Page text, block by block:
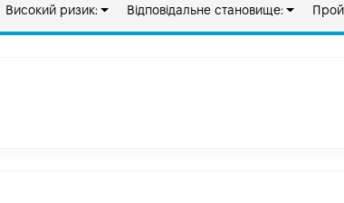
Високий ризик: Відповідальне становище: